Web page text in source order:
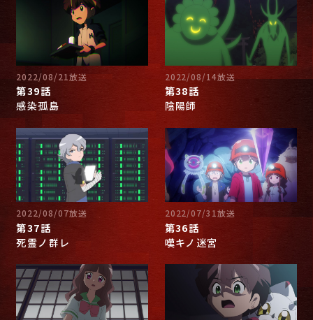
2022/08/21放送
第39話
感染孤島
2022/08/14放送
第38話
陰陽師
2022/08/07放送
第37話
死霊ノ群レ
2022/07/31放送
第36話
嘆キノ迷宮